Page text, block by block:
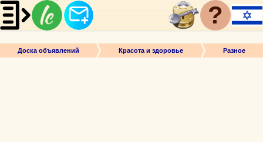
?
Доска объявлений Красота и здоровье Разное